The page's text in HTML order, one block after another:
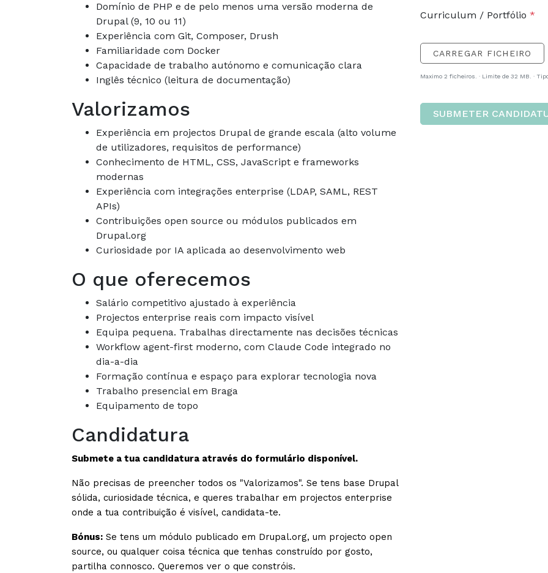
Domínio de PHP e de pelo menos uma versão moderna de
Drupal (9, 10 ou 11)
Experiência com Git, Composer, Drush
Familiaridade com Docker
Capacidade de trabalho autónomo e comunicação clara
Inglês técnico (leitura de documentação)
Valorizamos
Experiência em projectos Drupal de grande escala (alto volume
de utilizadores, requisitos de performance)
Conhecimento de HTML, CSS, JavaScript e frameworks
modernas
Experiência com integrações enterprise (LDAP, SAML, REST
APIs)
Contribuições open source ou módulos publicados em
Drupal.org
Curiosidade por IA aplicada ao desenvolvimento web
O que oferecemos
Salário competitivo ajustado à experiência
Projectos enterprise reais com impacto visível
Equipa pequena. Trabalhas directamente nas decisões técnicas
Workflow agent-first moderno, com Claude Code integrado no
dia-a-dia
Formação contínua e espaço para explorar tecnologia nova
Trabalho presencial em Braga
Equipamento de topo
Candidatura
Submete a tua candidatura através do formulário disponível.
Não precisas de preencher todos os "Valorizamos". Se tens base Drupal
sólida, curiosidade técnica, e queres trabalhar em projectos enterprise
onde a tua contribuição é visível, candidata-te.
Bónus: Se tens um módulo publicado em Drupal.org, um projecto open
source, ou qualquer coisa técnica que tenhas construído por gosto,
partilha connosco. Queremos ver o que constróis.
Curriculum / Portfólio
CARREGAR FICHEIRO
Maximo 2 ficheiros. · Limite de 32 MB. ·
SUBMETER